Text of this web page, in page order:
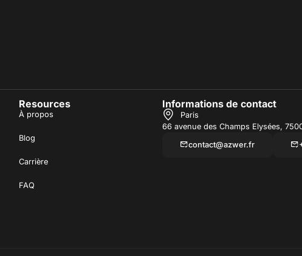
Resources
À propos
Blog
Carrière
FAQ
Informations de contact
Paris
66 avenue des Champs Elysées,
contact@azwer.fr